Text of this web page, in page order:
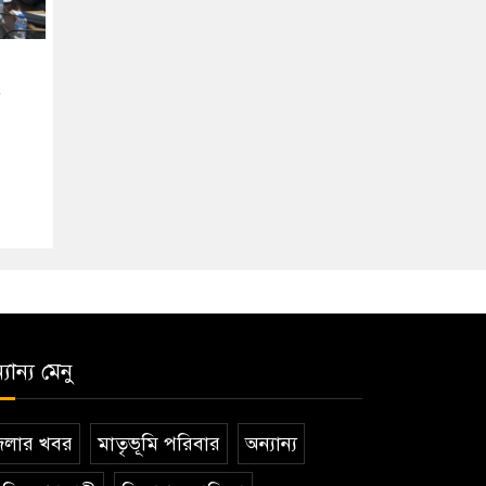
মেনু
খবর মাতৃভূমি পরিবার অন্যান্য